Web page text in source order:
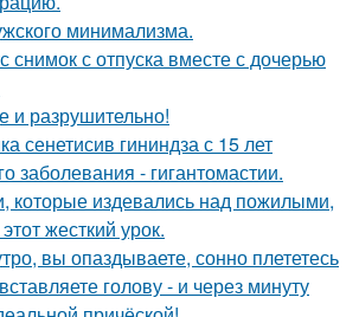
минимализма.
снимок с отпуска вместе с дочерью
разрушительно!
сенетисив гининдза с 15 лет
заболевания - гигантомастии.
издевались над пожилыми,
жесткий урок.
вы опаздываете, сонно плететесь
голову - и через минуту